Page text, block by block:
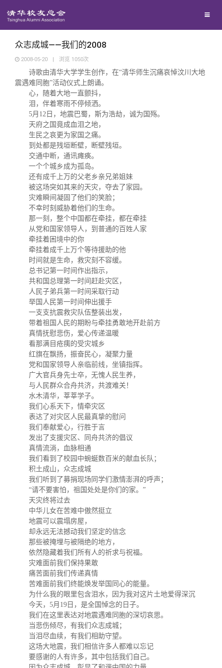
地区联络
年级联络
院系校友工作
专业委员会
兴趣群体
西南联大校友会
回馈母校
捐赠项目
捐赠新闻
捐赠纪事
捐赠方法
义工计划
媒体平台
《清华校友通讯》
《水木清华》
我要订阅
新媒体平台
百年清华
清华人物
清华故事
青春风采
校友文苑
校友讲坛
校友视界
校友服务
终身学习
信息化服务
三创大赛
实用信息
校友总会
总会简介
会长致辞
总会章程
理事会名单
制度法规
联系我们
关闭
众志成城——我们的2008
2008-05-20 | 浏览 1050次
诗歌由清华大学学生创作，在“清华师生沉痛哀悼汶川大地
震遇难同胞”活动仪式上朗诵。
心，随着大地一直颤抖，
泪，伴着寒雨不停倾洒。
5月 12 日，地震巴蜀，斯为浩劫，诚为国殇。
天府之国竟成血泪之地，
生民之哀更为家国之痛。
到处都是残垣断壁，断壁残垣。
交通中断，通讯瘫痪。
一个个城乡成为孤岛。
还有成千上万的父老乡亲兄弟姐妹
被这场突如其来的天灾，夺去了家园。
灾难瞬间凝固了他们的笑脸；
不幸时刻威胁着他们的生命。
那一刻，整个中国都在牵挂，都在牵挂
从党和国家领导人，到普通的百姓人家
牵挂着困境中的你
牵挂着成千上万个等待援助的他
时间就是生命，救灾刻不容缓。
总书记第一时间作出指示，
共和国总理第一时间赶赴灾区，
人民子弟兵第一时间采取行动
举国人民第一时间伸出援手
一支支抗震救灾队伍整装出发，
带着祖国人民的期盼与牵挂勇敢地开赴前方
真情抚慰悲伤，爱心传递温暖
看那满目疮痍的受灾城乡
红旗在飘扬，振奋民心，凝聚力量
党和国家领导人亲临前线，坐镇指挥。
广大官兵身先士卒，无愧人民生养，
与人民群众合舟共济，共渡难关！
水木清华，莘莘学子。
我们心系天下，情牵灾区
表达了对灾区人民最真挚的慰问
我们奉献爱心，行胜于言
发出了支援灾区、同舟共济的倡议
真情流淌，血脉相通
我们看到了校园中蜿蜒数百米的献血长队；
积土成山，众志成城
我们听到了募捐现场同学们激情澎湃的呼声；
“请不要害怕，祖国处处是你们的家。”
天灾终将过去
中华儿女在苦难中傲然挺立
地震可以震塌房屋，
却永远无法撼动我们坚定的信念
那些被掩埋与被隔绝的地方，
依然隐藏着我们所有人的祈求与祝福。
灾难面前我们保持果敢
痛苦面前我们传递真情
苦难面前我们终能焕发举国同心的能量。
为什么我的眼里包含泪水，因为我对这片土地爱得深沉
今天， 5月 19 日，是全国悼念的日子。
我们在这里表达对地震遇难同胞的深切哀思。
当悲伤倾尽，有我们众志成城；
当泪尽血续，有我们相助守望。
这场大地震，我们相信许多人都难以忘记
要感谢的人有许多，其中包括我们自己。